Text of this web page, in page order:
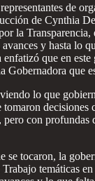
de
de Cynthia
la Transparencia,
y hasta lo
que en
Gobernadora que
lo que
tomaron decisiones
con profundas
se tocaron, la
temáticas